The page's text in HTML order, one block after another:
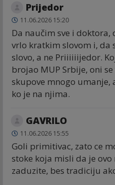
Prijedor
11.06.2026 15:20
Da naučim sve i doktora,
vrlo kratkim slovom i, da
slovo, a ne Priiiiiijedor.
brojao MUP Srbije, oni
skupove mnogo umanje,
ko je na njima.
GAVRILO
11.06.2026 15:55
Goli primitivac, zato ce
stoke koja misli da je
zaduzite, bes tradiciju